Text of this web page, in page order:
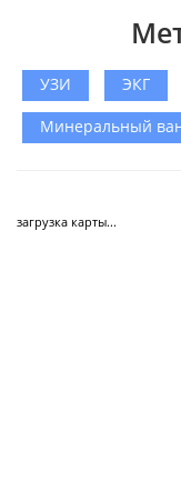
УЗИ ЭКГ
Минеральный
загрузка карты...